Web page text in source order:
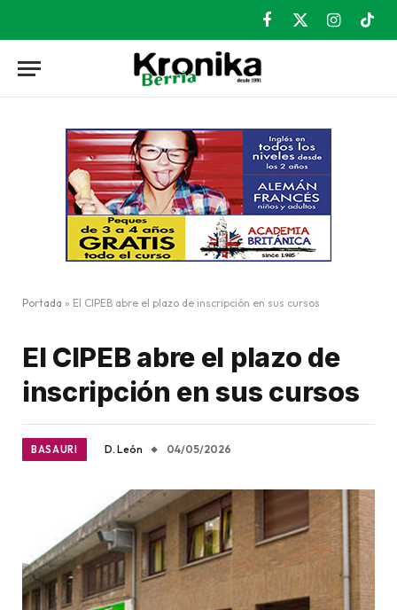
Facebook
X
Instagram
Portada » El CIPEB abre el plazo de inscripción en sus cursos
El CIPEB abre el plazo de
inscripción en sus cursos
BASAURI D. León 04/05/2026